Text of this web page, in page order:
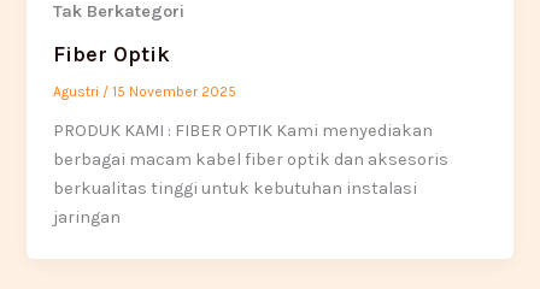
Tak Berkategori
Fiber Optik
Agustri /15 November 2025
PRODUK KAMI : FIBER OPTIK Kami menyediakan
berbagai macam kabel fiber optik dan aksesoris
berkualitas tinggi untuk kebutuhan instalasi
jaringan